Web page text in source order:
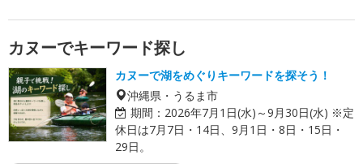
カヌーでキーワード探し
カヌーで湖をめぐりキーワードを探そう！
沖縄県・うるま市
期間： 2026年7月1日(水)～9月30日(水) ※定
休日は7月7日・14日、9月1日・8日・15日・
29日。